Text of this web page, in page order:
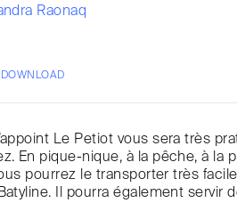
Raonaq
Le Petiot vous sera très
En pique-nique, à la pêche, à la
pourrez le transporter très
Il pourra également servir